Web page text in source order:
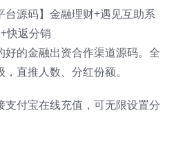
台源码】金融理财+遇见互助系
快返分销
好的金融出资合作渠道源码。全
直推人数、分红份额。
支付宝在线充值，可无限设置分